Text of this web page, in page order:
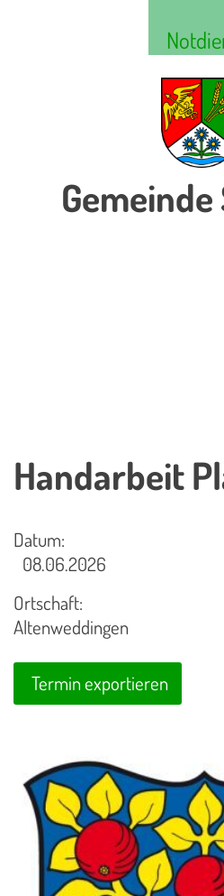
Handarbeit
Datum:
08.06.2026
Ortschaft:
Altenweddingen
Termin exportieren